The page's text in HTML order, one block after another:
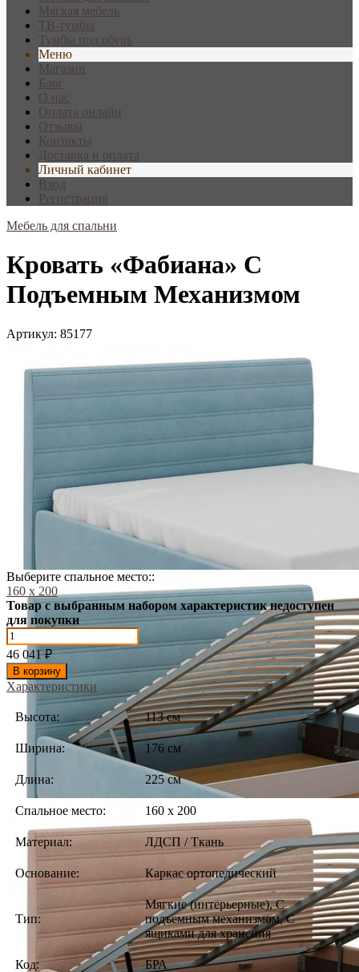
Мягкая мебель
ТВ-тумбы
Тумбы под обувь
Меню
Магазин
Блог
О нас
Оплата онлайн
Отзывы
Контакты
Доставка и оплата
Личный кабинет
Вход
Регистрация
Мебель для спальни
Кровать «Фабиана» С
Подъемным Механизмом
Артикул: 85177
Выберите спальное место::
160 х 200
Товар с выбранным набором характеристик недоступен
для покупки
46 041₽
В корзину
Характеристики
Высота: 113 см
Ширина: 176 см
Длина: 225 см
Спальное место: 160 х 200
Материал: ЛДСП / Ткань
Основание: Каркас ортопедический
Тип:
Мягкие (интерьерные), С
подъемным механизмом, С
ящиками для хранения
Код:
БРА